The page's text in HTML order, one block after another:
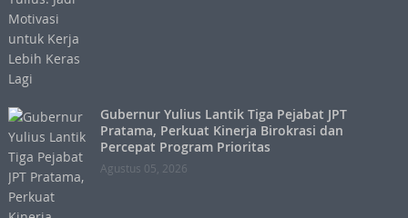
Gubernur Yulius Lantik Tiga Pejabat JPT
Pratama, Perkuat Kinerja Birokrasi dan
Percepat Program Prioritas
Agustus 05, 2026